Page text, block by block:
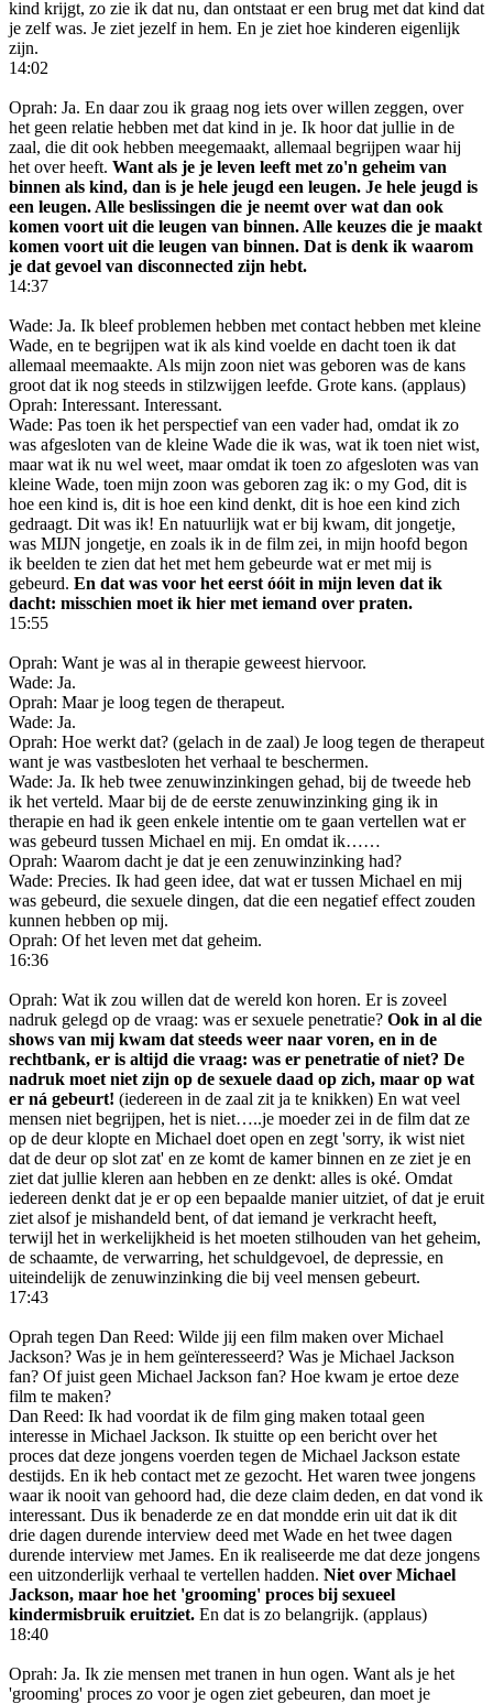
kind krijgt, zo zie ik dat nu, dan ontstaat er een brug met dat kind dat
je zelf was. Je ziet jezelf in hem. En je ziet hoe kinderen eigenlijk
zijn.
14:02
Oprah: Ja. En daar zou ik graag nog iets over willen zeggen, over
het geen relatie hebben met dat kind in je. Ik hoor dat jullie in de
zaal, die dit ook hebben meegemaakt, allemaal begrijpen waar hij
het over heeft. Want als je je leven leeft met zo'n geheim van
binnen als kind, dan is je hele jeugd een leugen. Je hele jeugd is
een leugen. Alle beslissingen die je neemt over wat dan ook
komen voort uit die leugen van binnen. Alle keuzes die je maakt
komen voort uit die leugen van binnen. Dat is denk ik waarom
je dat gevoel van disconnected zijn hebt.
14:37
Wade: Ja. Ik bleef problemen hebben met contact hebben met kleine
Wade, en te begrijpen wat ik als kind voelde en dacht toen ik dat
allemaal meemaakte. Als mijn zoon niet was geboren was de kans
groot dat ik nog steeds in stilzwijgen leefde. Grote kans. (applaus)
Oprah: Interessant. Interessant.
Wade: Pas toen ik het perspectief van een vader had, omdat ik zo
was afgesloten van de kleine Wade die ik was, wat ik toen niet wist,
maar wat ik nu wel weet, maar omdat ik toen zo afgesloten was van
kleine Wade, toen mijn zoon was geboren zag ik: o my God, dit is
hoe een kind is, dit is hoe een kind denkt, dit is hoe een kind zich
gedraagt. Dit was ik! En natuurlijk wat er bij kwam, dit jongetje,
was MIJN jongetje, en zoals ik in de film zei, in mijn hoofd begon
ik beelden te zien dat het met hem gebeurde wat er met mij is
gebeurd. En dat was voor het eerst óóit in mijn leven dat ik
dacht: misschien moet ik hier met iemand over praten.
15:55
Oprah: Want je was al in therapie geweest hiervoor.
Wade: Ja.
Oprah: Maar je loog tegen de therapeut.
Wade: Ja.
Oprah: Hoe werkt dat? (gelach in de zaal) Je loog tegen de therapeut
want je was vastbesloten het verhaal te beschermen.
Wade: Ja. Ik heb twee zenuwinzinkingen gehad, bij de tweede heb
ik het verteld. Maar bij de de eerste zenuwinzinking ging ik in
therapie en had ik geen enkele intentie om te gaan vertellen wat er
was gebeurd tussen Michael en mij. En omdat ik……
Oprah: Waarom dacht je dat je een zenuwinzinking had?
Wade: Precies. Ik had geen idee, dat wat er tussen Michael en mij
was gebeurd, die sexuele dingen, dat die een negatief effect zouden
kunnen hebben op mij.
Oprah: Of het leven met dat geheim.
16:36
Oprah: Wat ik zou willen dat de wereld kon horen. Er is zoveel
nadruk gelegd op de vraag: was er sexuele penetratie? Ook in al die
shows van mij kwam dat steeds weer naar voren, en in de
rechtbank, er is altijd die vraag: was er penetratie of niet? De
nadruk moet niet zijn op de sexuele daad op zich, maar op wat
er ná gebeurt! (iedereen in de zaal zit ja te knikken) En wat veel
mensen niet begrijpen, het is niet…..je moeder zei in de film dat ze
op de deur klopte en Michael doet open en zegt 'sorry, ik wist niet
dat de deur op slot zat' en ze komt de kamer binnen en ze ziet je en
ziet dat jullie kleren aan hebben en ze denkt: alles is oké. Omdat
iedereen denkt dat je er op een bepaalde manier uitziet, of dat je eruit
ziet alsof je mishandeld bent, of dat iemand je verkracht heeft,
terwijl het in werkelijkheid is het moeten stilhouden van het geheim,
de schaamte, de verwarring, het schuldgevoel, de depressie, en
uiteindelijk de zenuwinzinking die bij veel mensen gebeurt.
17:43
Oprah tegen Dan Reed: Wilde jij een film maken over Michael
Jackson? Was je in hem geïnteresseerd? Was je Michael Jackson
fan? Of juist geen Michael Jackson fan? Hoe kwam je ertoe deze
film te maken?
Dan Reed: Ik had voordat ik de film ging maken totaal geen
interesse in Michael Jackson. Ik stuitte op een bericht over het
proces dat deze jongens voerden tegen de Michael Jackson estate
destijds. En ik heb contact met ze gezocht. Het waren twee jongens
waar ik nooit van gehoord had, die deze claim deden, en dat vond ik
interessant. Dus ik benaderde ze en dat mondde erin uit dat ik dit
drie dagen durende interview deed met Wade en het twee dagen
durende interview met James. En ik realiseerde me dat deze jongens
een uitzonderlijk verhaal te vertellen hadden. Niet over Michael
Jackson, maar hoe het 'grooming' proces bij sexueel
kindermisbruik eruitziet. En dat is zo belangrijk. (applaus)
18:40
Oprah: Ja. Ik zie mensen met tranen in hun ogen. Want als je het
'grooming' proces zo voor je ogen ziet gebeuren, dan moet je